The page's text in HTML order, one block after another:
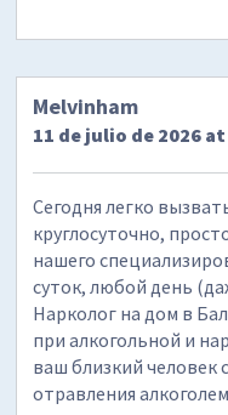
Melvinham
11 de julio de 2026 at
Сегодня легко
круглосуточно,
нашего
суток, любой день
Нарколог на дом в
при алкогольной и
ваш близкий человек
отравления